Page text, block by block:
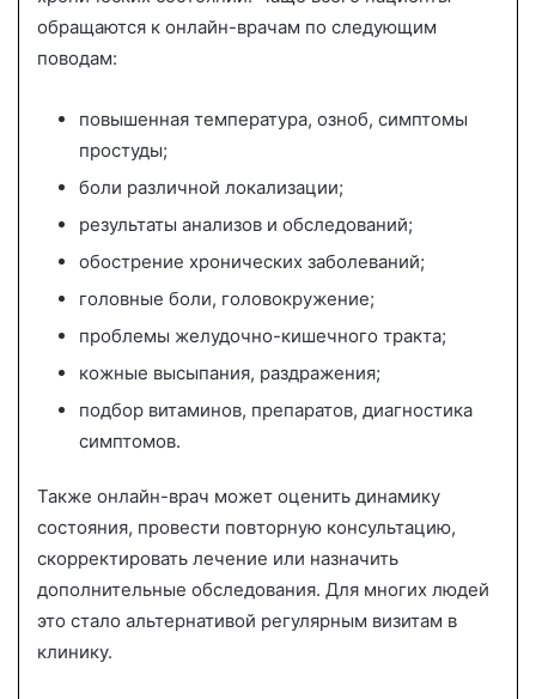
обращаются к онлайн-врачам по следующим
поводам:
повышенная температура, озноб, симптомы
простуды;
боли различной локализации;
результаты анализов и обследований;
обострение хронических заболеваний;
головные боли, головокружение;
проблемы желудочно-кишечного тракта;
кожные высыпания, раздражения;
подбор витаминов, препаратов, диагностика
симптомов.
Также онлайн-врач может оценить динамику
состояния, провести повторную консультацию,
скорректировать лечение или назначить
дополнительные обследования. Для многих людей
это стало альтернативой регулярным визитам в
клинику.